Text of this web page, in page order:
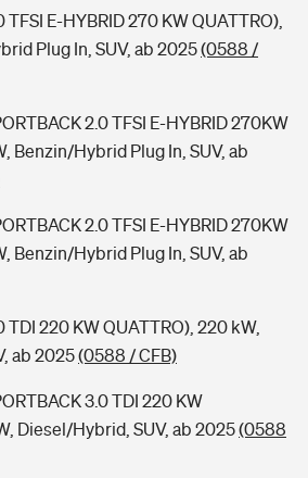
TFSI E-HYBRID 270 KW QUATTRO),
Plug In, SUV, ab 2025(0588 /
2.0 TFSI E-HYBRID 270KW
Benzin/Hybrid Plug In, SUV, ab
2.0 TFSI E-HYBRID 270KW
Benzin/Hybrid Plug In, SUV, ab
TDI 220 KW QUATTRO), 220 kW,
ab 2025(0588 / CFB)
3.0 TDI 220 KW
Diesel/Hybrid, SUV, ab 2025(0588